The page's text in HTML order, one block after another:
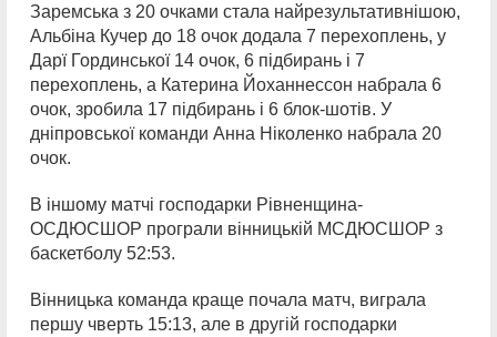
Заремська з 20 очками стала найрезультативнішою,
Альбіна Кучер до 18 очок додала 7 перехоплень, у
Дарї Гординської 14 очок, 6 підбирань і 7
перехоплень, а Катерина Йоханнессон набрала 6
очок, зробила 17 підбирань і 6 блок-шотів. У
дніпровської команди Анна Ніколенко набрала 20
очок.
В іншому матчі господарки Рівненщина-
ОСДЮСШОР програли вінницькій МСДЮСШОР з
баскетболу 52:53.
Вінницька команда краще почала матч, виграла
першу чверть 15:13, але в другій господарки